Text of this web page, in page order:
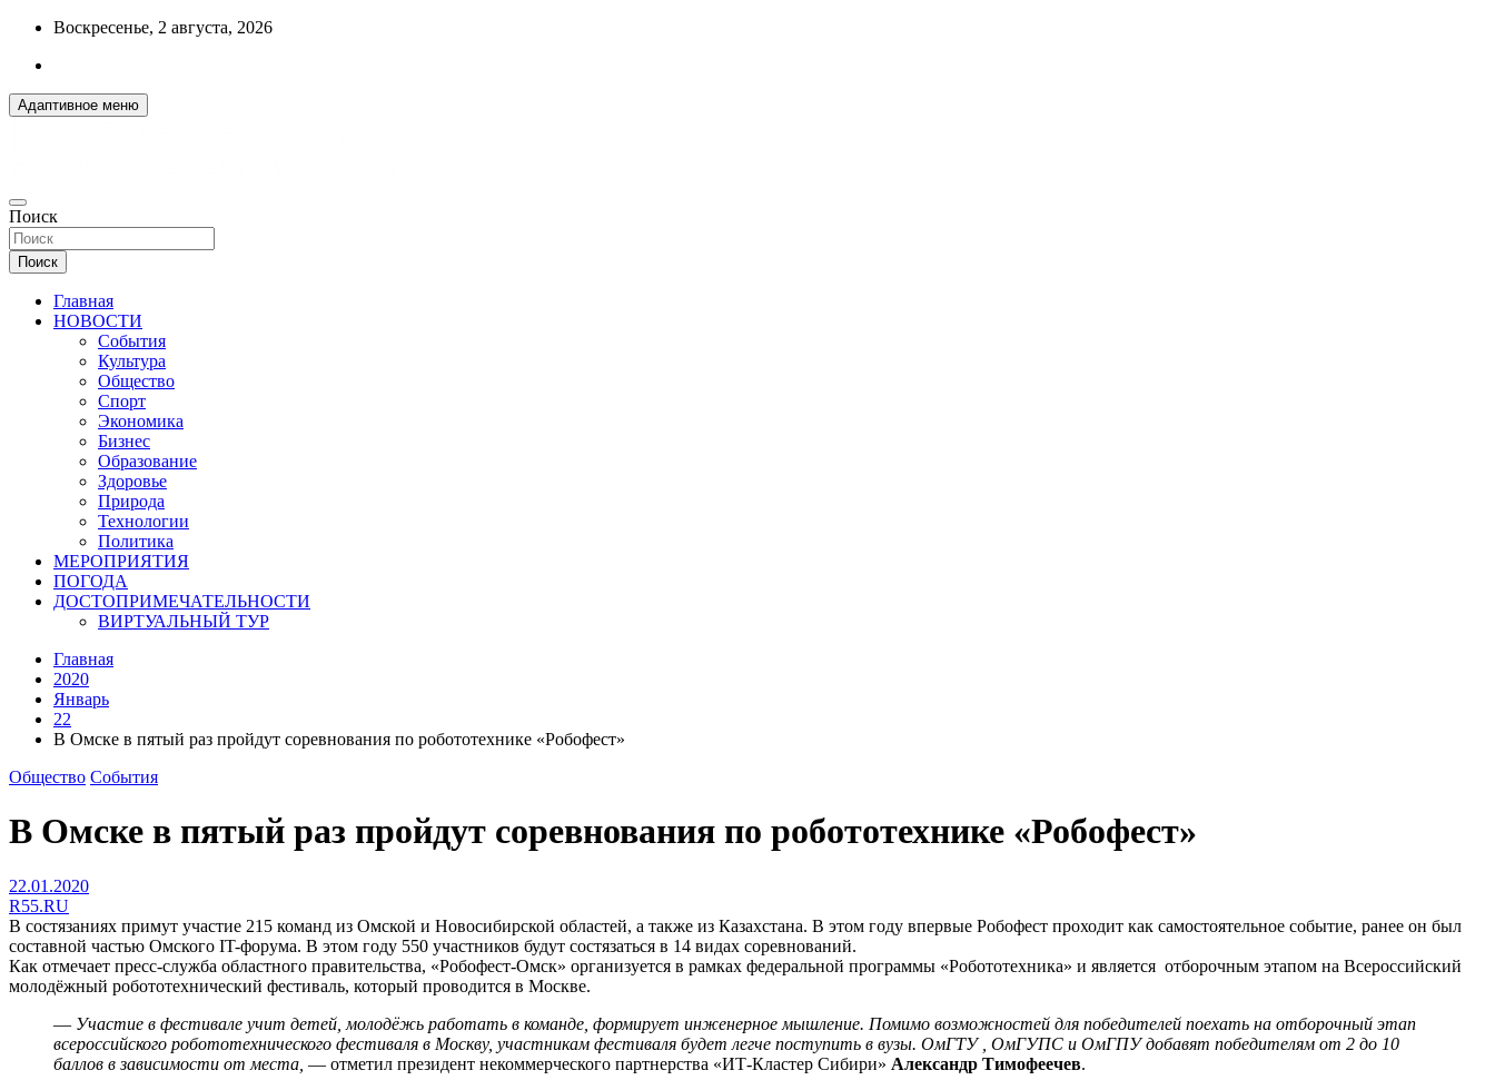
Перейти
содержимому
Воскресенье, 2 августа, 2026
Адаптивное меню
R55.RU
ДОБРЫЕ ВЕСТИ ИЗ ОМСКА
Поиск
Поиск
Главная
НОВОСТИ
События
Культура
Общество
Спорт
Экономика
Бизнес
Образование
Здоровье
Природа
Технологии
Политика
МЕРОПРИЯТИЯ
ПОГОДА
ДОСТОПРИМЕЧАТЕЛЬНОСТИ
ВИРТУАЛЬНЫЙ ТУР
Главная
2020
Январь
22
В Омске в пятый раз пройдут соревнования по робототехнике «Робофест»
Общество События
В Омске в пятый раз пройдут соревнования по робототехнике «Робофест»
22.01.2020
R55.RU
В состязаниях примут участие 215 команд из Омской и Новосибирской областей, а также из Казахстана. В этом году впервые Робофест проходит как самостоятельное событие, ранее он был
составной частью Омского IT-форума. В этом году 550 участников будут состязаться в 14 видах соревнований.
Как отмечает пресс-служба областного правительства, «Робофест-Омск» организуется в рамках федеральной программы «Робототехника» и является отборочным этапом на Всероссийский
молодёжный робототехнический фестиваль, который проводится в Москве.
— Участие в фестивале учит детей, молодёжь работать в команде, формирует инженерное мышление. Помимо возможностей для победителей поехать на отборочный этап
всероссийского робототехнического фестиваля в Москву, участникам фестиваля будет легче поступить в вузы. ОмГТУ , ОмГУПС и ОмГПУ добавят победителям от 2 до 10
баллов в зависимости от места, — отметил президент некоммерческого партнерства «ИТ-Кластер Сибири» Александр Тимофеечев.